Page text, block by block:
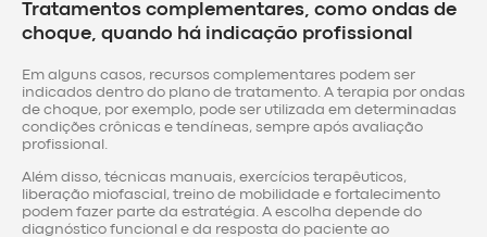
Tratamentos complementares, como ondas de
choque, quando há indicação profissional
Em alguns casos, recursos complementares podem ser
indicados dentro do plano de tratamento. A terapia por ondas
de choque, por exemplo, pode ser utilizada em determinadas
condições crônicas e tendíneas, sempre após avaliação
profissional.
Além disso, técnicas manuais, exercícios terapêuticos,
liberação miofascial, treino de mobilidade e fortalecimento
podem fazer parte da estratégia. A escolha depende do
diagnóstico funcional e da resposta do paciente ao